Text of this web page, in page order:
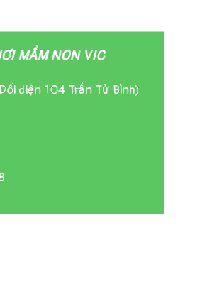
MẦM NON VIC
diện 104 Trần Tử Bình)